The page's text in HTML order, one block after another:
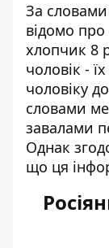
За
відомо
хлопчик 8
чоловік -
чоловіку
словами
завалами
Однак
що ця